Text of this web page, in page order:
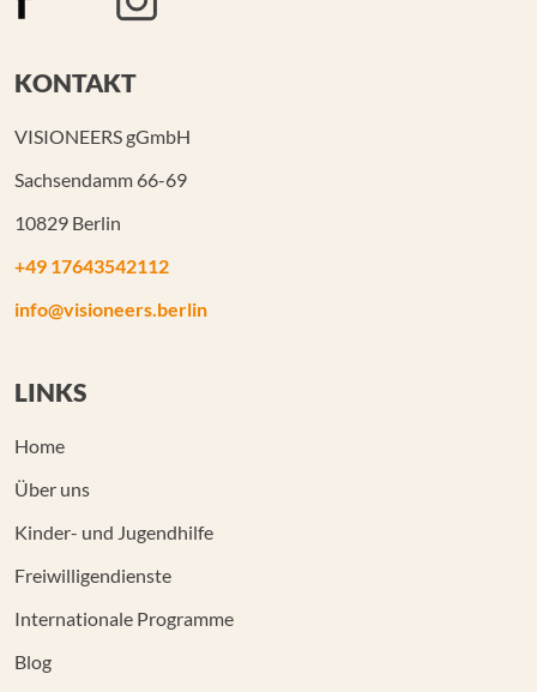
KONTAKT
VISIONEERS gGmbH
Sachsendamm 66-69
10829 Berlin
+49 17643542112
info@visioneers.berlin
LINKS
Home
Über uns
Kinder- und Jugendhilfe
Freiwilligendienste
Internationale Programme
Blog